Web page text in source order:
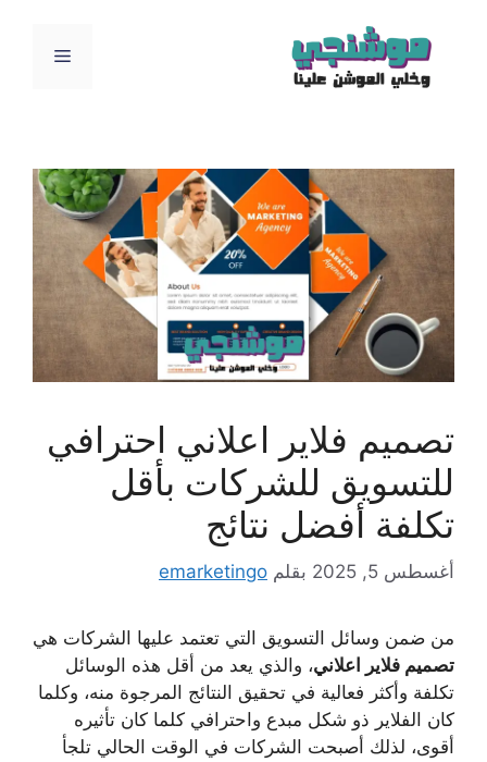
المحتوى
القائمة
تصميم فلاير اعلاني احترافي
للتسويق للشركات بأقل
تكلفة أفضل نتائج
أغسطس 5, 2025 بقلم emarketingo
من ضمن وسائل التسويق التي تعتمد عليها الشركات هي
تصميم فلاير اعلاني، والذي يعد من أقل هذه الوسائل
تكلفة وأكثر فعالية في تحقيق النتائج المرجوة منه، وكلما
كان الفلاير ذو شكل مبدع واحترافي كلما كان تأثيره
أقوى، لذلك أصبحت الشركات في الوقت الحالي تلجأ